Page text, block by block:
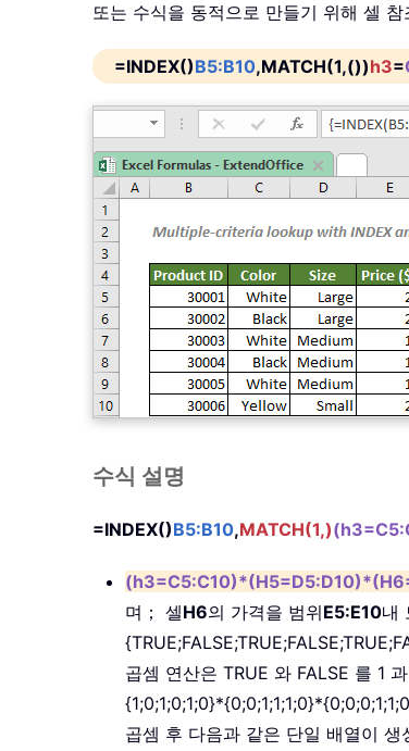
또는 수식을 동적으로 만들기 위해 셀 참
=INDEX()B5:B10,MATCH(1,())h3=
수식 설명
=INDEX()B5:B10,MATCH(1,)
며； 셀H6의 가격을 범위E5:E10내
곱셈 연산은 TRUE 와 FALSE 를 1
곱셈 후 다음과 같은 단일 배열이 생